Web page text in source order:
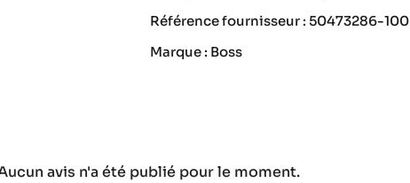
Référence fournisseur : 50473286-100
Marque : Boss
avis n'a été publié pour le moment.